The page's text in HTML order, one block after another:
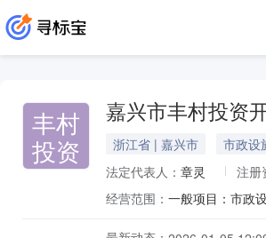
丰村
投资
嘉兴市丰村投资
浙江省 | 嘉兴市 市政设
法定代表人： 章灵 注册
经营范围：